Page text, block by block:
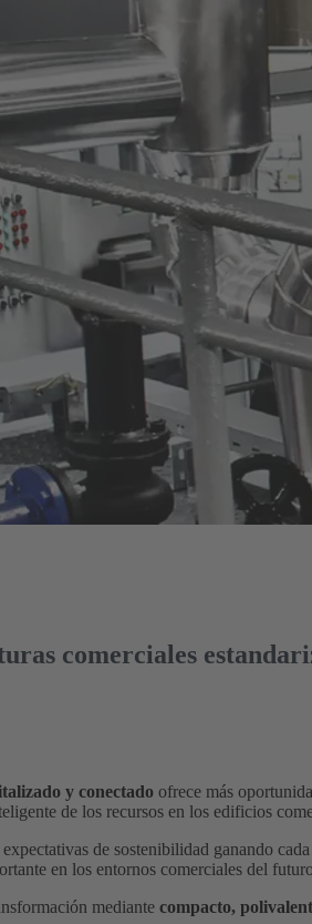
comerciales
y conectado ofrece más
de los recursos en los edificios
de sostenibilidad ganando
en los entornos comerciales del
mediante compacto,